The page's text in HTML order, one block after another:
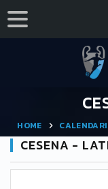
HOME
CESENA -